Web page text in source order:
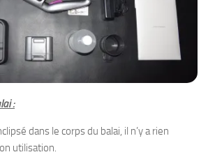
:
dans le corps du balai, il n’y a rien
utilisation.